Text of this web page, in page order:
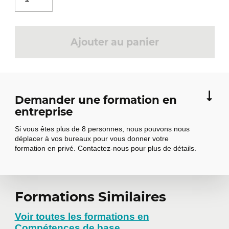
Ajouter au panier
Demander une formation en
entreprise
Si vous êtes plus de 8 personnes, nous pouvons nous
déplacer à vos bureaux pour vous donner votre
formation en privé. Contactez-nous pour plus de détails.
Demander une
formation en
Formations Similaires
Voir toutes les formations en